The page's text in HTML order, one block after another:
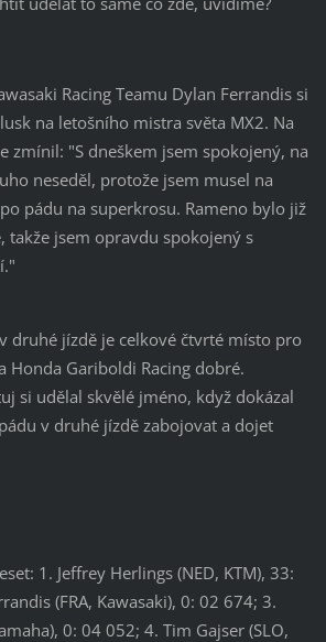
Racing Teamu Dylan Ferrandis si
na letošního mistra světa MX2. Na
zmínil: "S dneškem jsem spokojený, na
neseděl, protože jsem musel na
pádu na superkrosu. Rameno bylo již
takže jsem opravdu spokojený s
druhé jízdě je celkové čtvrté místo pro
Honda Gariboldi Racing dobré.
si udělal skvělé jméno, když dokázal
v druhé jízdě zabojovat a dojet
1. Jeffrey Herlings (NED, KTM), 33:
(FRA, Kawasaki), 0: 02 674; 3.
0: 04 052; 4. Tim Gajser (SLO,